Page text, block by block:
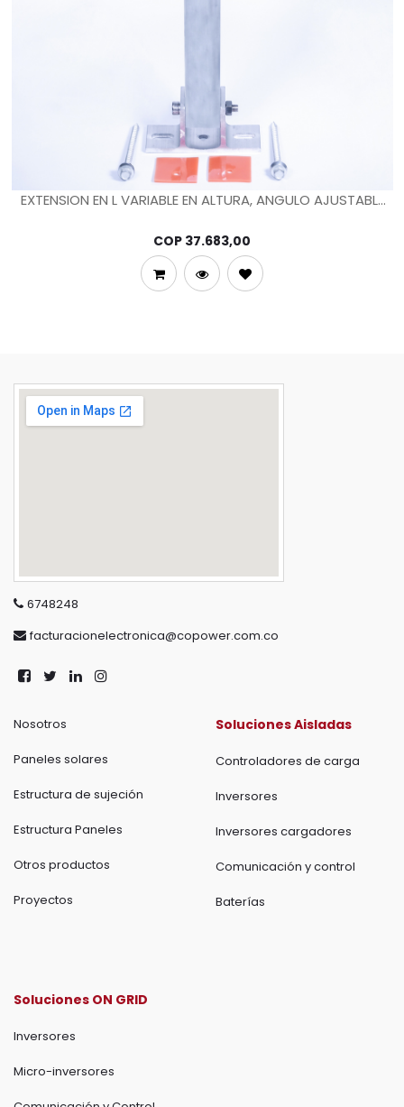
EXTENSION EN L VARIABLE EN ALTURA, ANGULO AJUSTABLE
TORNILLO AUTOPERFORANTE
COP 37.683,00
6748248
facturacionelectronica@copower.com.co
Nosotros
Paneles solares
Estructura de sujeción
Estructura Paneles
Otros productos
Proyectos
Soluciones Aisladas
Controladores de carga
Inversores
Inversores cargadores
Comunicación y control
Baterías
Soluciones ON GRID
Inversores
Micro-inversores